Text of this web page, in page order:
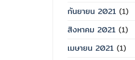
กันยายน 2021 (1)
สิงหาคม 2021 (1)
เมษายน 2021 (1)